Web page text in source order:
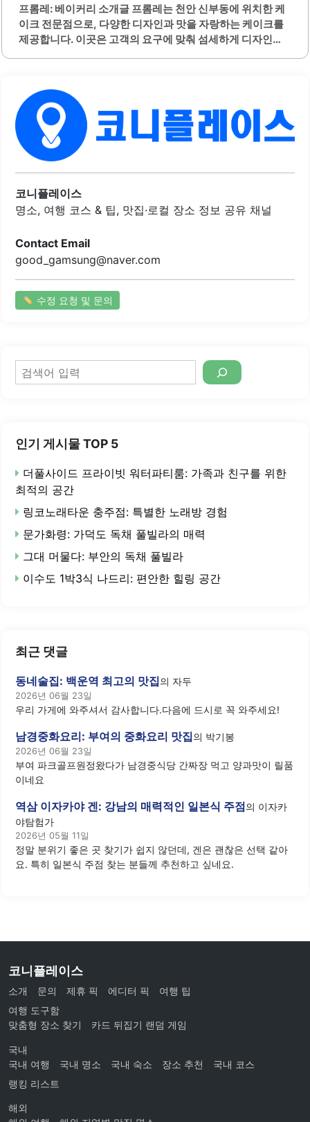
사를 경험할 수 있습니다. 신세계통닭은 다양한 메뉴를 제공
하며, 후라이드와 양념치킨 모두 높은 품질을 유지하고 있습
니다.생맥주와 함께 즐길 수 있는 조합은 더욱 매력적입니다.
나 있는 맛집으로,..
프롬레: 베이커리 소개글 프롬레는 천안 신부동에 위치한 케
이크 전문점으로, 다양한 디자인과 맛을 자랑하는 케이크를
제공합니다. 이곳은 고객의 요구에 맞춰 섬세하게 디자인된
는 초를 추천해 주시는 등 세심한 배려를 보여줍니다.프롬레
의 케이크는 맛과 비주얼 모두에서 높은 만족도를 제공합니
다. 또한, 가게 내부에는 다양한 초가 준비되어 있어 고객이
원하는 스타일에 맞게 선택할 수 있는 편리함이 있습니다. 이
곳은 접근성이 뛰어나며, 터미널에서 도보로 쉽게 이동할 수
있는 위치에 있어 편리합니다.고객들은 매번 방문할 때마다
새로운 디자인의 케이크를 만나볼 수 있으며, 그 중에서도 도
트케이크는 천안에서 유일하게 프롬레에서만 구매할..
코니플레이스
명소, 여행 코스 & 팁, 맛집·로컬 장소 정보 공유 채널
Contact Email
good_gamsung@naver.com
수정 요청 및 문의
검
색
인기 게시물 TOP 5
더풀사이드 프라이빗 워터파티룸: 가족과 친구를 위한
최적의 공간
링코노래타운 충주점: 특별한 노래방 경험
문가화령: 가덕도 독채 풀빌라의 매력
그대 머물다: 부안의 독채 풀빌라
이수도 1박3식 나드리: 편안한 힐링 공간
최근 댓글
동네술집: 백운역 최고의 맛집의 자두
2026년 06월 23일
우리 가게에 와주셔서 감사합니다.다음에 드시로 꼭 와주세요!
남경중화요리: 부여의 중화요리 맛집의 박기봉
2026년 06월 23일
부여 파크골프원정왔다가 남경중식당 간짜장 먹고 양과맛이 릴품
이네요
역삼 이자카야 겐: 강남의 매력적인 일본식 주점의 이자카
야탐험가
2026년 05월 11일
정말 분위기 좋은 곳 찾기가 쉽지 않던데, 겐은 괜찮은 선택 같아
요. 특히 일본식 주점 찾는 분들께 추천하고 싶네요.
코니플레이스
소개 문의 제휴 픽 에디터 픽
여행 팁
여행 도구함
맞춤형 장소 찾기
카드 뒤집기 랜덤 게임
국내
국내 여행
국내 명소 국내 숙소 장소 추천
국내 코스
랭킹 리스트
해외